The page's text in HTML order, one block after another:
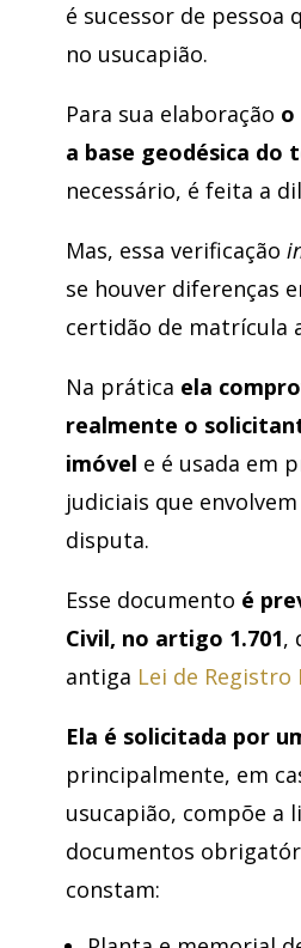
é sucessor de pessoa
no usucapião.
Para sua elaboração o
a base geodésica do
necessário, é feita a
Mas, essa verificação
se houver diferenças
certidão de matrícula
Na prática ela
realmente o
imóvel e é usada em
judiciais que
disputa.
Esse documento é
Civil, no artigo 1.701,
antiga Lei de Registro
Ela é solicitada por
principalmente, em
usucapião, compõe a
documentos
constam: